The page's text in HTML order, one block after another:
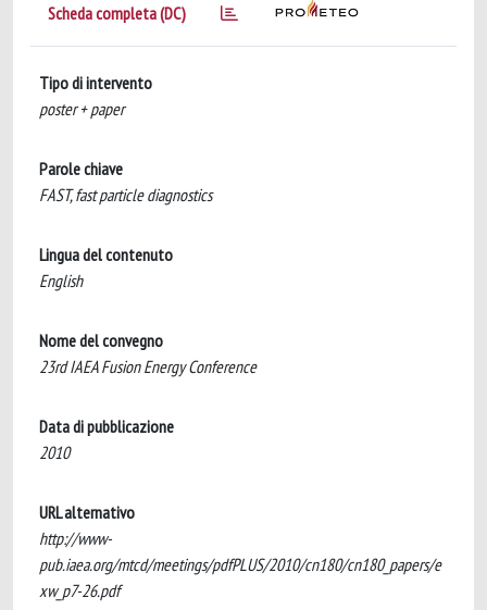
Scheda completa (DC)
Tipo di intervento
poster + paper
Parole chiave
FAST, fast particle diagnostics
Lingua del contenuto
English
Nome del convegno
23rd IAEA Fusion Energy Conference
Data di pubblicazione
2010
URL alternativo
http://www-
pub.iaea.org/mtcd/meetings/pdfPLUS/2010/cn180/cn180_papers/e
xw_p7-26.pdf